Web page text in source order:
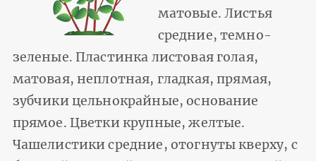
матовые. Листья
средние, темно-
зеленые. Пластинка листовая голая,
матовая, неплотная, гладкая, прямая,
зубчики цельнокрайные, основание
прямое. Цветки крупные, желтые.
Чашелистики средние, отогнуты кверху, с